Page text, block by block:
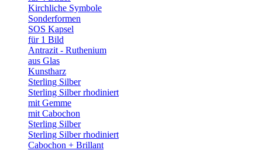
Kirchliche Symbole
Sonderformen
SOS Kapsel
für 1 Bild
Antrazit - Ruthenium
aus Glas
Kunstharz
Sterling Silber
Sterling Silber rhodiniert
mit Gemme
mit Cabochon
Sterling Silber
Sterling Silber rhodiniert
Cabochon + Brillant